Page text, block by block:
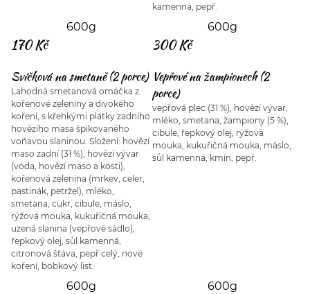
600g
170 Kč
kamenná, pepř.
600g
300 Kč
Svíčková na smetaně (2 porce)
Lahodná smetanová omáčka z
kořenové zeleniny a divokého
koření, s křehkými plátky zadního
hovězího masa špikovaného
voňavou slaninou. Složení: hovězí
maso zadní (31 %), hovězí vývar
(voda, hovězí maso a kosti),
kořenová zelenina (mrkev, celer,
pastinák, petržel), mléko,
smetana, cukr, cibule, máslo,
rýžová mouka, kukuřičná mouka,
uzená slanina (vepřové sádlo),
řepkový olej, sůl kamenná,
citronová šťáva, pepř celý, nové
koření, bobkový list.
600g
Vepřové na žampionech (2
porce)
vepřová plec (31 %), hovězí vývar,
mléko, smetana, žampiony (5 %),
cibule, řepkový olej, rýžová
mouka, kukuřičná mouka, máslo,
sůl kamenná, kmín, pepř.
600g